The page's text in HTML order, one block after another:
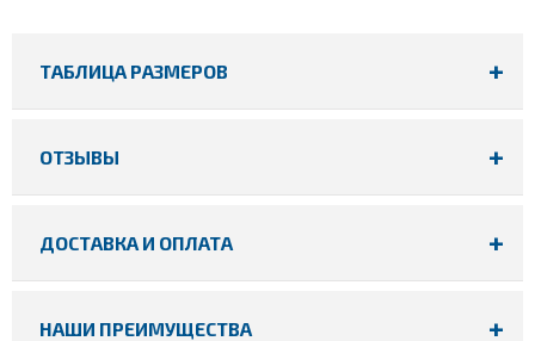
ТАБЛИЦА РАЗМЕРОВ
ОТЗЫВЫ
ДОСТАВКА И ОПЛАТА
НАШИ ПРЕИМУЩЕСТВА